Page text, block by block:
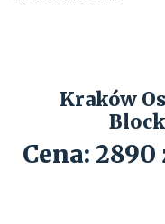
Kraków
Cena: